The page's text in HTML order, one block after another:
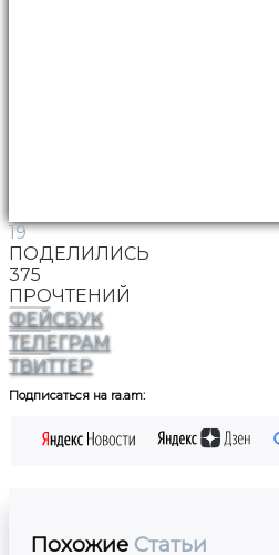
19
ПОДЕЛИЛИСЬ
375
ПРОЧТЕНИЙ
ФЕЙСБУК
ТЕЛЕГРАМ
ТВИТТЕР
Подписаться на ra.am:
Похожие Статьи